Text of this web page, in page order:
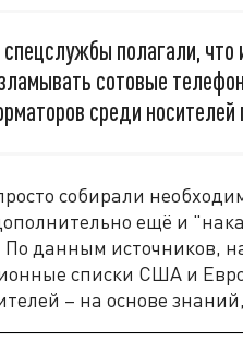
полагали,
сотовые
среди носителей
собирали
ещё и
данным источников,
списки США и
– на основе